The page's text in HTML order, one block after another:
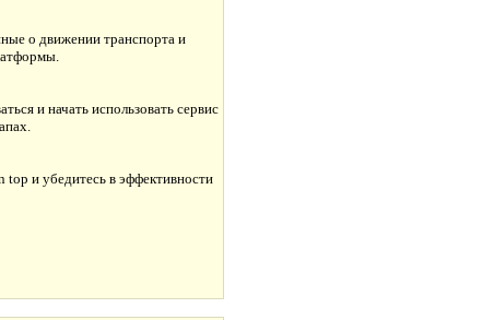
о движении транспорта и
и начать использовать сервис
и убедитесь в эффективности